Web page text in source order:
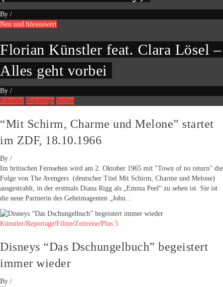
By /
Neu und hörenswert
Florian Künstler feat. Clara Lösel –
Alles geht vorbei
By /
Künstler Reportage Serien
“Mit Schirm, Charme und Melone” startet
im ZDF, 18.10.1966
By /
Im britischen Fernsehen wird am 2. Oktober 1965 mit "Town of no return" die
Folge von The Avengers (deutscher Titel Mit Schirm, Charme und Melone)
ausgestrahlt, in der erstmals Diana Rigg als „Emma Peel“ zu sehen ist. Sie ist
die neue Partnerin des Geheimagenten „John...
Künstler/Reportage/Filme/Zeitreise/Plus 5
Disneys “Das Dschungelbuch” begeistert
immer wieder
By /